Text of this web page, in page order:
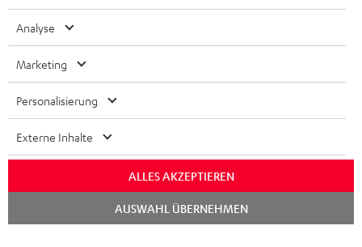
IN-EAR-KOPFHÖRER
FANSHOP
NEUHEITEN
UNSER MANAGEMENT
NACHHALTIGKEIT
UNSERE WERTE
BILDUNGSRABATT
SPANIEN
ITALIEN
Technische Änderungen, Tippfehler und Irrtum vorbehalten. Das auf unseren
Fotos abgebildete Zubehör ist nicht im Lieferumfang enthalten. Etwaige
Entsorgungsgebühren für Batterien sind im Preis inbegriffen.
Datenschutz Daten-Einstellungen
Vertrag widerrufen
Analyse
Marketing
Personalisierung
Externe Inhalte
ALLES AKZEPTIEREN
AUSWAHL ÜBERNEHMEN